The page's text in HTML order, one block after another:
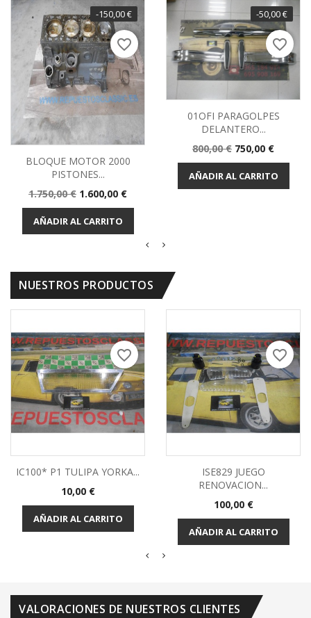
-150,00 €
BLOQUE MOTOR 2000
PISTONES...
Precio
base
1.750,00 € Precio
1.600,00 €
AÑADIR AL CARRITO
favorite_border
-50,00 €
01OFI PARAGOLPES
DELANTERO...
Precio
base
800,00 € Precio
750,00 €
AÑADIR AL CARRITO
favorite_border
NUESTROS PRODUCTOS
IC100* P1 TULIPA YORKA...
Precio
10,00 €
AÑADIR AL CARRITO
favorite_border
ISE829 JUEGO
RENOVACION...
Precio
100,00 €
AÑADIR AL CARRITO
favorite_border
VALORACIONES DE NUESTROS CLIENTES